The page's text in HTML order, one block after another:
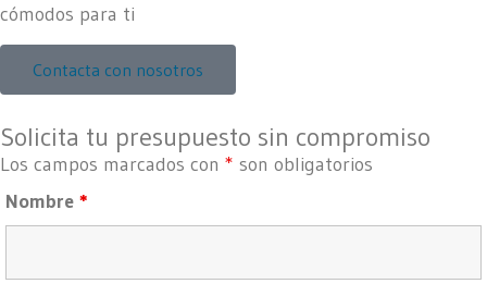
cómodos para ti
Contacta con nosotros
Solicita tu presupuesto sin compromiso
Los campos marcados con * son obligatorios
Nombre *